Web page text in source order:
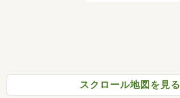
スクロール地図を見る